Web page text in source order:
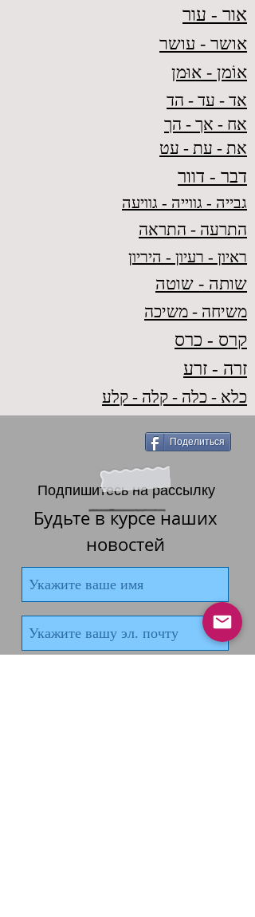
אור - עור
אושר - עושר
אוֹמן - אוּמן
אד - עד - הד
אח - אך - הך
את - עת - עט
דבר - דוור
גבייה - גווייה - גוויעה
התרעה - התראה
ראיון - רעיון - היריון
שותה - שוטה
משיחה - משיכה
קרס - כרס
זרה - זרע
כלא - כלה - קלה - קלע
Поделиться
Подпишитесь на рассылку
Будьте в курсе наших
новостей